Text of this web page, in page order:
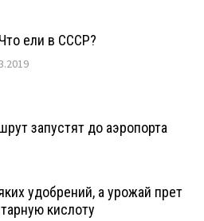
ели в СССР?
запустят до аэропорта
удобрений, а урожай прет
кислоту